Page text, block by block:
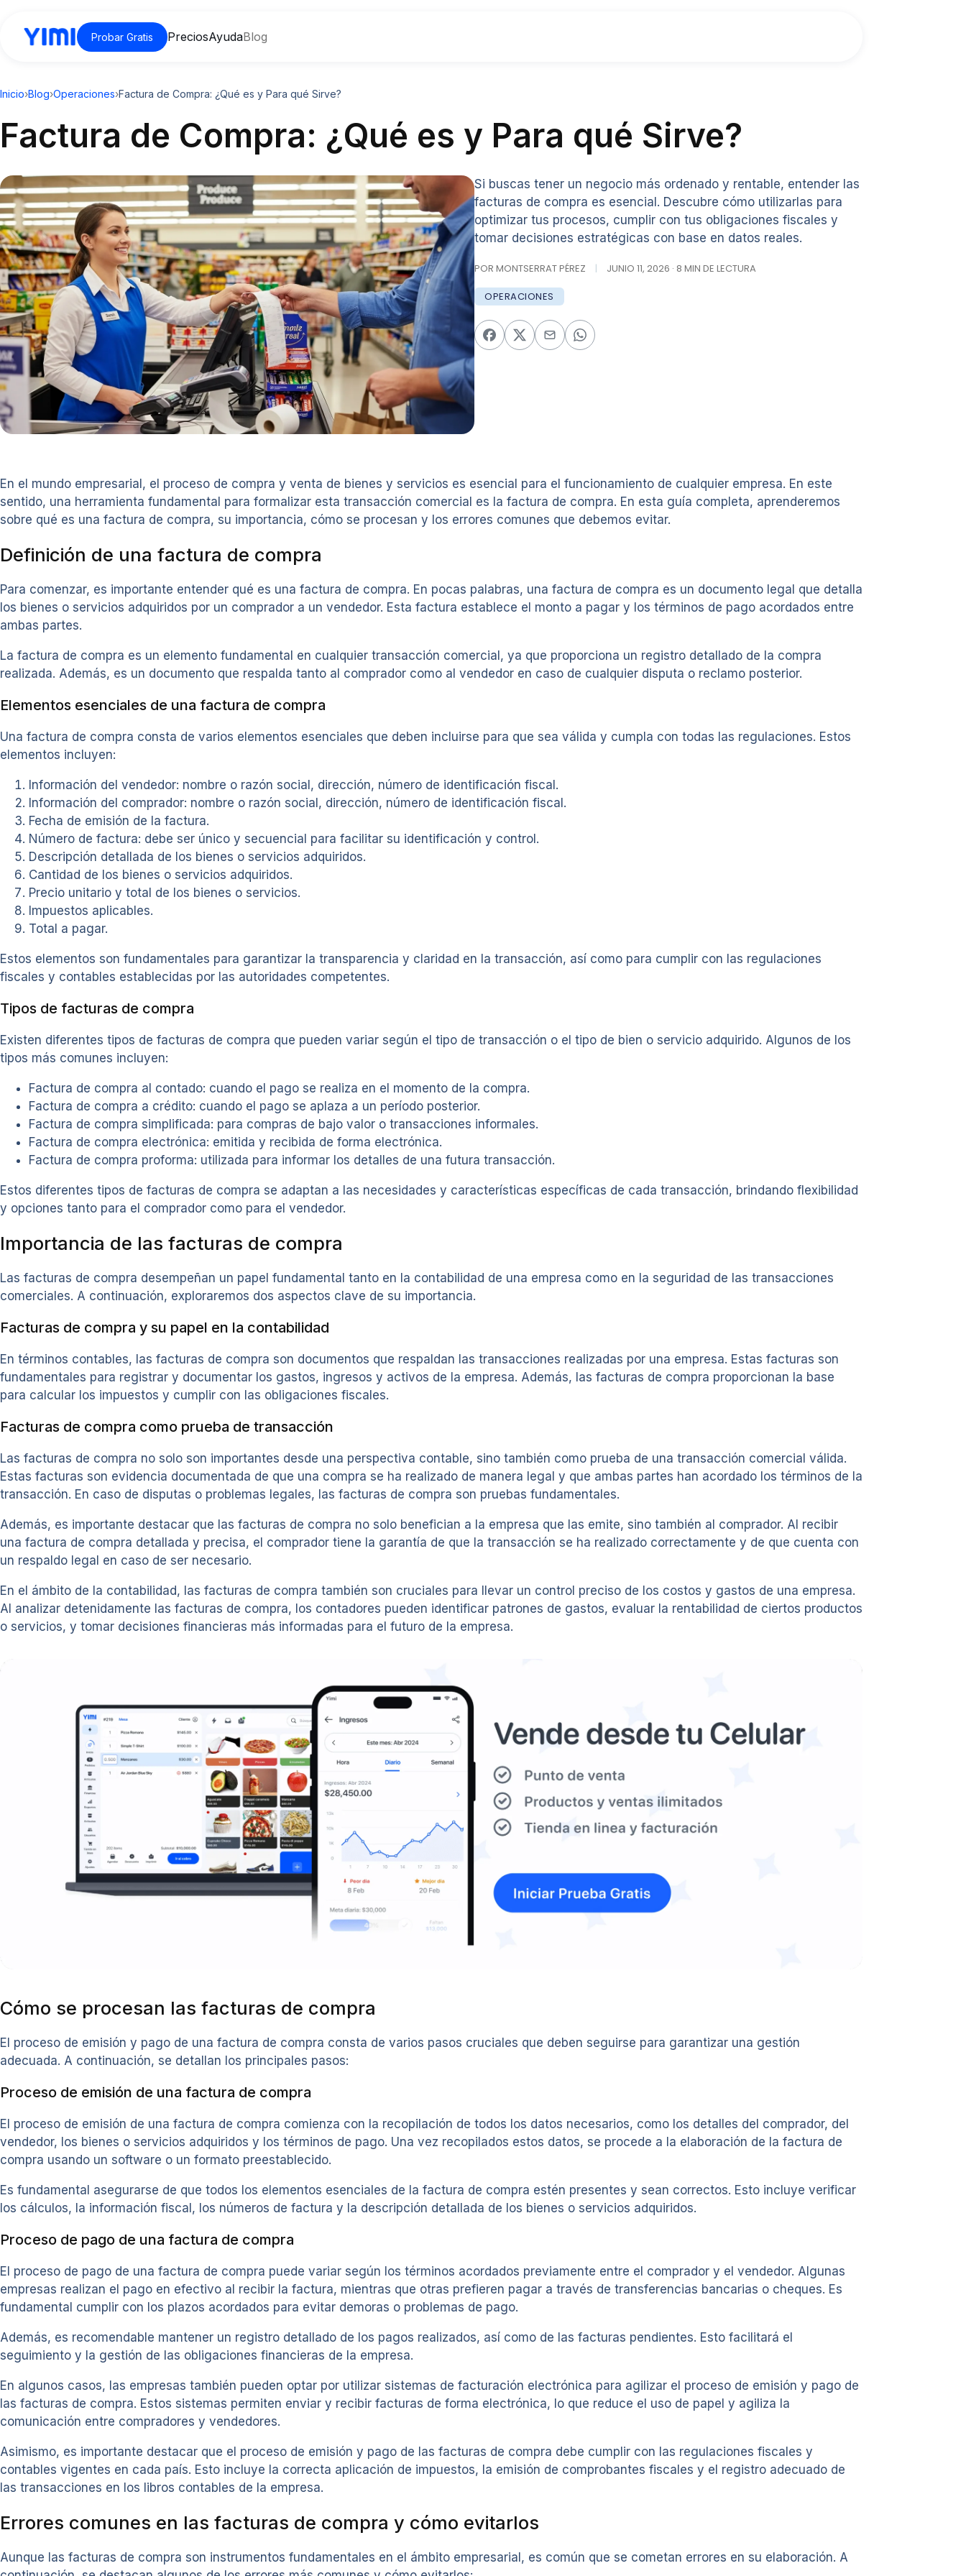
Probar Gratis PreciosAyudaBlog
Inicio›Blog›Operaciones›Factura de Compra: ¿Qué es y Para qué Sirve?
Factura de Compra: ¿Qué es y Para qué Sirve?
Si buscas tener un negocio más ordenado y rentable, entender las
facturas de compra es esencial. Descubre cómo utilizarlas para
optimizar tus procesos, cumplir con tus obligaciones fiscales y
tomar decisiones estratégicas con base en datos reales.
POR MONTSERRAT PÉREZ | JUNIO 11, 2026 · 8 MIN DE LECTURA
OPERACIONES
En el mundo empresarial, el proceso de compra y venta de bienes y servicios es esencial para el funcionamiento de cualquier empresa. En este
sentido, una herramienta fundamental para formalizar esta transacción comercial es la factura de compra. En esta guía completa, aprenderemos
sobre qué es una factura de compra, su importancia, cómo se procesan y los errores comunes que debemos evitar.
Definición de una factura de compra
Para comenzar, es importante entender qué es una factura de compra. En pocas palabras, una factura de compra es un documento legal que detalla
los bienes o servicios adquiridos por un comprador a un vendedor. Esta factura establece el monto a pagar y los términos de pago acordados entre
ambas partes.
La factura de compra es un elemento fundamental en cualquier transacción comercial, ya que proporciona un registro detallado de la compra
realizada. Además, es un documento que respalda tanto al comprador como al vendedor en caso de cualquier disputa o reclamo posterior.
Elementos esenciales de una factura de compra
Una factura de compra consta de varios elementos esenciales que deben incluirse para que sea válida y cumpla con todas las regulaciones. Estos
elementos incluyen:
Información del vendedor: nombre o razón social, dirección, número de identificación fiscal.
Información del comprador: nombre o razón social, dirección, número de identificación fiscal.
Fecha de emisión de la factura.
Número de factura: debe ser único y secuencial para facilitar su identificación y control.
Descripción detallada de los bienes o servicios adquiridos.
Cantidad de los bienes o servicios adquiridos.
Precio unitario y total de los bienes o servicios.
Impuestos aplicables.
Total a pagar.
Estos elementos son fundamentales para garantizar la transparencia y claridad en la transacción, así como para cumplir con las regulaciones
fiscales y contables establecidas por las autoridades competentes.
Tipos de facturas de compra
Existen diferentes tipos de facturas de compra que pueden variar según el tipo de transacción o el tipo de bien o servicio adquirido. Algunos de los
tipos más comunes incluyen:
Factura de compra al contado: cuando el pago se realiza en el momento de la compra.
Factura de compra a crédito: cuando el pago se aplaza a un período posterior.
Factura de compra simplificada: para compras de bajo valor o transacciones informales.
Factura de compra electrónica: emitida y recibida de forma electrónica.
Factura de compra proforma: utilizada para informar los detalles de una futura transacción.
Estos diferentes tipos de facturas de compra se adaptan a las necesidades y características específicas de cada transacción, brindando flexibilidad
y opciones tanto para el comprador como para el vendedor.
Importancia de las facturas de compra
Las facturas de compra desempeñan un papel fundamental tanto en la contabilidad de una empresa como en la seguridad de las transacciones
comerciales. A continuación, exploraremos dos aspectos clave de su importancia.
Facturas de compra y su papel en la contabilidad
En términos contables, las facturas de compra son documentos que respaldan las transacciones realizadas por una empresa. Estas facturas son
fundamentales para registrar y documentar los gastos, ingresos y activos de la empresa. Además, las facturas de compra proporcionan la base
para calcular los impuestos y cumplir con las obligaciones fiscales.
Facturas de compra como prueba de transacción
Las facturas de compra no solo son importantes desde una perspectiva contable, sino también como prueba de una transacción comercial válida.
Estas facturas son evidencia documentada de que una compra se ha realizado de manera legal y que ambas partes han acordado los términos de la
transacción. En caso de disputas o problemas legales, las facturas de compra son pruebas fundamentales.
Además, es importante destacar que las facturas de compra no solo benefician a la empresa que las emite, sino también al comprador. Al recibir
una factura de compra detallada y precisa, el comprador tiene la garantía de que la transacción se ha realizado correctamente y de que cuenta con
un respaldo legal en caso de ser necesario.
En el ámbito de la contabilidad, las facturas de compra también son cruciales para llevar un control preciso de los costos y gastos de una empresa.
Al analizar detenidamente las facturas de compra, los contadores pueden identificar patrones de gastos, evaluar la rentabilidad de ciertos productos
o servicios, y tomar decisiones financieras más informadas para el futuro de la empresa.
Cómo se procesan las facturas de compra
El proceso de emisión y pago de una factura de compra consta de varios pasos cruciales que deben seguirse para garantizar una gestión
adecuada. A continuación, se detallan los principales pasos:
Proceso de emisión de una factura de compra
El proceso de emisión de una factura de compra comienza con la recopilación de todos los datos necesarios, como los detalles del comprador, del
vendedor, los bienes o servicios adquiridos y los términos de pago. Una vez recopilados estos datos, se procede a la elaboración de la factura de
compra usando un software o un formato preestablecido.
Es fundamental asegurarse de que todos los elementos esenciales de la factura de compra estén presentes y sean correctos. Esto incluye verificar
los cálculos, la información fiscal, los números de factura y la descripción detallada de los bienes o servicios adquiridos.
Proceso de pago de una factura de compra
El proceso de pago de una factura de compra puede variar según los términos acordados previamente entre el comprador y el vendedor. Algunas
empresas realizan el pago en efectivo al recibir la factura, mientras que otras prefieren pagar a través de transferencias bancarias o cheques. Es
fundamental cumplir con los plazos acordados para evitar demoras o problemas de pago.
Además, es recomendable mantener un registro detallado de los pagos realizados, así como de las facturas pendientes. Esto facilitará el
seguimiento y la gestión de las obligaciones financieras de la empresa.
En algunos casos, las empresas también pueden optar por utilizar sistemas de facturación electrónica para agilizar el proceso de emisión y pago de
las facturas de compra. Estos sistemas permiten enviar y recibir facturas de forma electrónica, lo que reduce el uso de papel y agiliza la
comunicación entre compradores y vendedores.
Asimismo, es importante destacar que el proceso de emisión y pago de las facturas de compra debe cumplir con las regulaciones fiscales y
contables vigentes en cada país. Esto incluye la correcta aplicación de impuestos, la emisión de comprobantes fiscales y el registro adecuado de
las transacciones en los libros contables de la empresa.
Errores comunes en las facturas de compra y cómo evitarlos
Aunque las facturas de compra son instrumentos fundamentales en el ámbito empresarial, es común que se cometan errores en su elaboración. A